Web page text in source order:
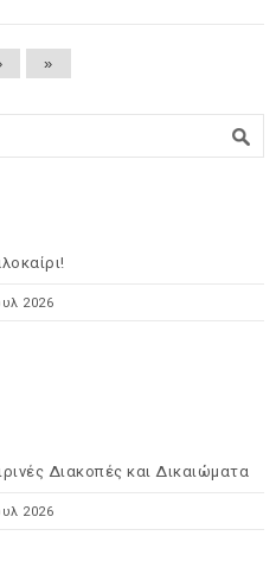
»
2026
Διακοπές και Δικαιώματα
2026